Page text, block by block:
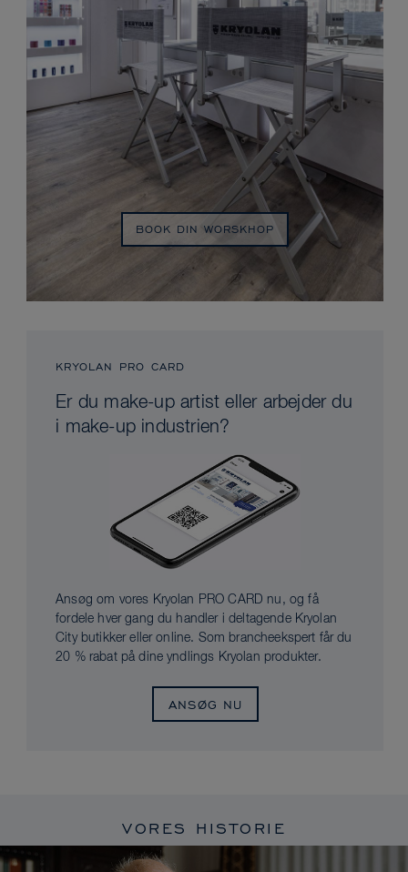
BOOK DIN WORSKHOP
KRYOLAN PRO CARD
Er du make-up artist eller arbejder du
i make-up industrien?
Ansøg om vores Kryolan PRO CARD nu, og få
fordele hver gang du handler i deltagende Kryolan
City butikker eller online. Som brancheekspert får du
20 % rabat på dine yndlings Kryolan produkter.
ANSØG NU
VORES HISTORIE